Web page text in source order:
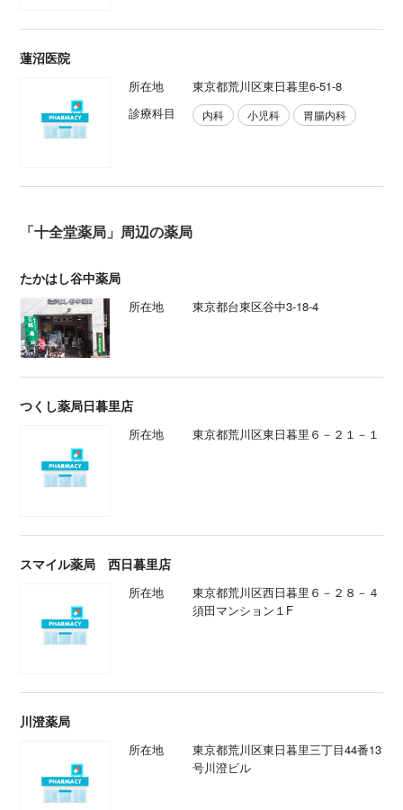
蓮沼医院
所在地
東京都荒川区東日暮里6-51-8
診療科目
内科 小児科 胃腸内科
「十全堂薬局」周辺の薬局
たかはし谷中薬局
所在地 東京都台東区谷中3-18-4
つくし薬局日暮里店
所在地 東京都荒川区東日暮里６－２１－１
スマイル薬局 西日暮里店
所在地
東京都荒川区西日暮里６－２８－４
須田マンション１F
川澄薬局
所在地
東京都荒川区東日暮里三丁目44番13
号川澄ビル